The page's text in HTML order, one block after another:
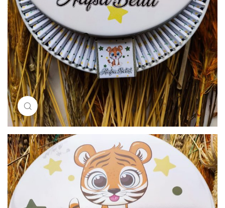
Resimi büyütmek için tıklayın